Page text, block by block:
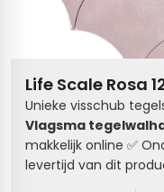
Life Scale Rosa
Unieke visschub
Vlagsma
makkelijk online ✅
levertijd van dit
woonkamer
toilet